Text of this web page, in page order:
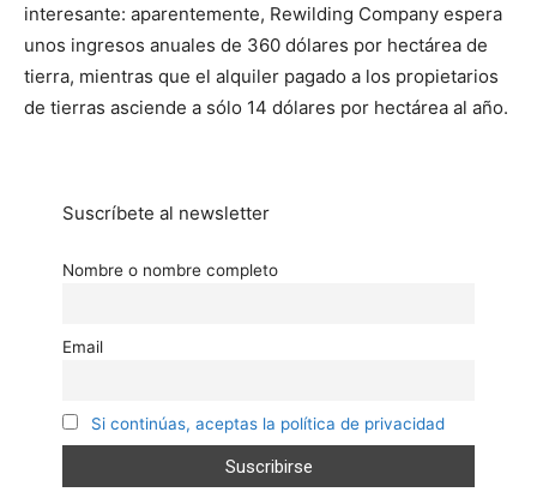
interesante: aparentemente, Rewilding Company espera
unos ingresos anuales de 360 ​​dólares por hectárea de
tierra, mientras que el alquiler pagado a los propietarios
de tierras asciende a sólo 14 dólares por hectárea al año.
Suscríbete al newsletter
Nombre o nombre completo
Email
Si continúas, aceptas la política de privacidad